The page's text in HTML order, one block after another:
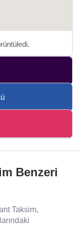
Benzeri
Taksim,